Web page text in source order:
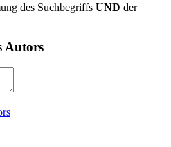
des Suchbegriffs UND der
Autors